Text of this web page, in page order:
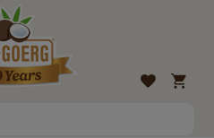
Lista